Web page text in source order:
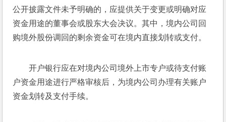
公开披露文件未予明确的，应提供关于变更或明确对应
资金用途的董事会或股东大会决议。其中，境内公司回
购境外股份调回的剩余资金可在境内直接划转或支付。
开户银行应在对境内公司境外上市专户或待支付账
户资金用途进行严格审核后，为境内公司办理有关账户
资金划转及支付手续。